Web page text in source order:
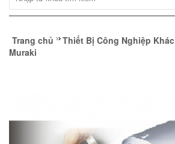
Trang chủ Thiết Bị Công Nghiệp Khác
Muraki